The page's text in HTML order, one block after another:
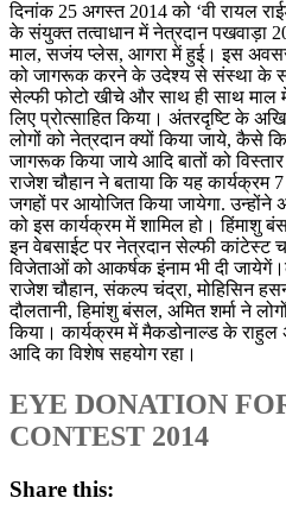
दिनांक 25 अगस्‍त 2014 को ‘वी रायल
के संयुक्‍त तत्‍वाधान में नेत्रदान
माल, सजंय प्‍लेस, आगरा में हुई। इस
को जागरूक करने के उदेश्‍य से संस्‍था के
सेल्‍फी फोटो खीचे और साथ ही साथ माल
लिए प्रोत्‍साहित किया। अंतरदृष्टि के
लोगों को नेत्रदान क्‍यों किया जाये, कैसे
जागरूक किया जाये आदि बातों को
राजेश चौहान ने बताया कि यह कार्यक्रम
जगहों पर आयोजित किया जायेगा. उन्‍होंने
को इस कार्यक्रम में शामिल हो। हिंमाशु
इन वेबसाईट पर नेत्रदान सेल्‍फी कांटेस्‍ट
विजेताओं को आकर्षक इंनाम भी दी
राजेश चौहान, संकल्‍प चंद्रा, मोहिसिन
दौलतानी, हिमांशु बंसल, अमित शर्मा ने
किया। कार्यक्रम में मैकडोनाल्‍ड के राहुल
आदि का विशेष सहयोग रहा।
EYE DONATION
CONTEST 2014
Share this: